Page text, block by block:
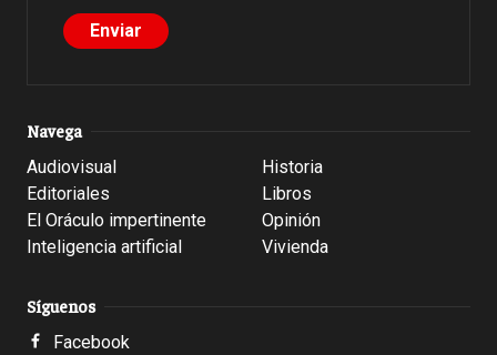
Navega
Audiovisual
Editoriales
El Oráculo impertinente
Inteligencia artificial
Historia
Libros
Opinión
Vivienda
Síguenos
Facebook